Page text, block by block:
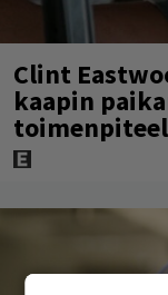
Clint
kaapin